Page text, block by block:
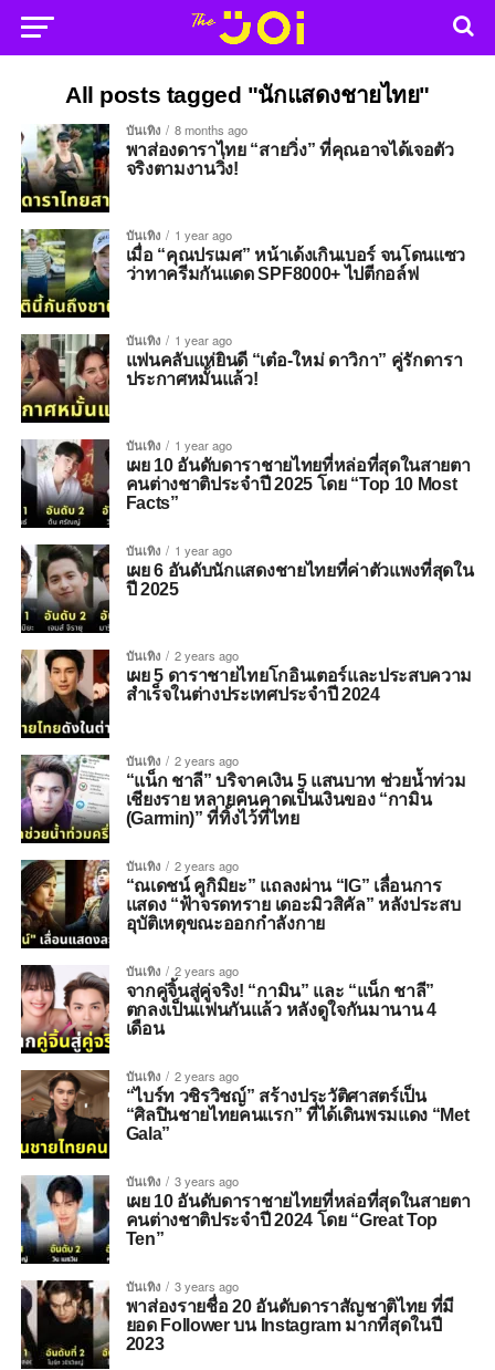
All posts tagged "นักแสดงชายไทย"
บันเทิง 8 months ago
พาส่องดาราไทย “สายวิ่ง” ที่คุณอาจได้เจอตัว
จริงตามงานวิ่ง!
บันเทิง 1 year ago
เมื่อ “คุณปรเมศ” หน้าเด้งเกินเบอร์ จนโดนแซว
ว่าทาครีมกันแดด SPF8000+ ไปตีกอล์ฟ
บันเทิง 1 year ago
แฟนคลับแห่ยินดี “เต๋อ-ใหม่ ดาวิกา” คู่รักดารา
ประกาศหมั้นแล้ว!
บันเทิง 1 year ago
เผย 10 อันดับดาราชายไทยที่หล่อที่สุดในสายตา
คนต่างชาติประจำปี 2025 โดย “Top 10 Most
Facts”
บันเทิง 1 year ago
เผย 6 อันดับนักแสดงชายไทยที่ค่าตัวแพงที่สุดใน
ปี 2025
บันเทิง 2 years ago
เผย 5 ดาราชายไทยโกอินเตอร์และประสบความ
สำเร็จในต่างประเทศประจำปี 2024
บันเทิง 2 years ago
“แน็ก ชาลี” บริจาคเงิน 5 แสนบาท ช่วยน้ำท่วม
เชียงราย หลายคนคาดเป็นเงินของ “กามิน
(Garmin)” ที่ทิ้งไว้ที่ไทย
บันเทิง 2 years ago
“ณเดชน์ คูกิมิยะ” แถลงผ่าน “IG” เลื่อนการ
แสดง “ฟ้าจรดทราย เดอะมิวสิคัล” หลังประสบ
อุบัติเหตุขณะออกกำลังกาย
บันเทิง 2 years ago
จากคู่จิ้นสู่คู่จริง! “กามิน” และ “แน็ก ชาลี”
ตกลงเป็นแฟนกันแล้ว หลังดูใจกันมานาน 4
เดือน
บันเทิง 2 years ago
“ไบร์ท วชิรวิชญ์” สร้างประวัติศาสตร์เป็น
“ศิลปินชายไทยคนแรก” ที่ได้เดินพรมแดง “Met
Gala”
บันเทิง 3 years ago
เผย 10 อันดับดาราชายไทยที่หล่อที่สุดในสายตา
คนต่างชาติประจำปี 2024 โดย “Great Top
Ten”
บันเทิง 3 years ago
พาส่องรายชื่อ 20 อันดับดาราสัญชาติไทย ที่มี
ยอด Follower บน Instagram มากที่สุดในปี
2023